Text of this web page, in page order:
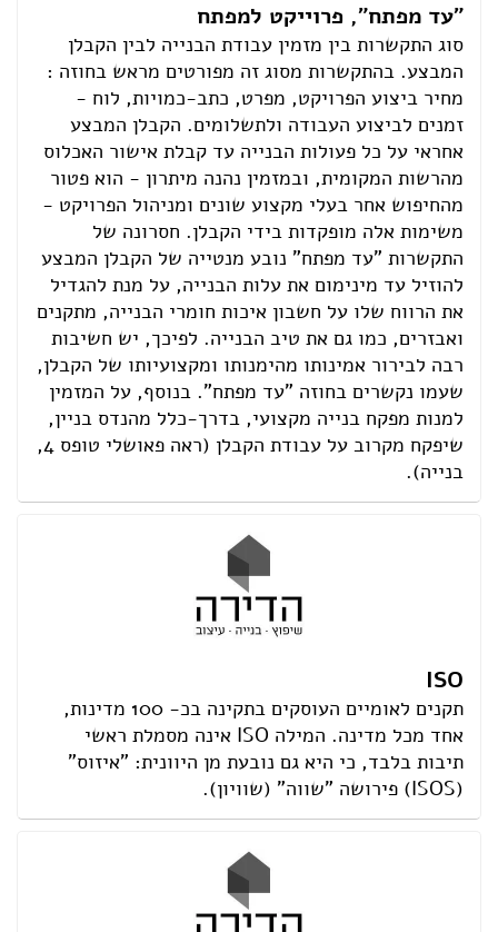
"עד מפתח", פרוייקט למפתח
סוג התקשרות בין מזמין עבודת הבנייה לבין הקבלן
המבצע. בהתקשרות מסוג זה מפורטים מראש בחוזה :
מחיר ביצוע הפרויקט, מפרט, כתב-כמויות, לוח -
זמנים לביצוע העבודה ולתשלומים. הקבלן המבצע
אחראי על כל פעולות הבנייה עד קבלת אישור האכלוס
מהרשות המקומית, ובמזמין נהנה מיתרון - הוא פטור
מהחיפוש אחר בעלי מקצוע שונים ומניהול הפרויקט -
משימות אלה מופקדות בידי הקבלן. חסרונה של
התקשרות "עד מפתח" נובע מנטייה של הקבלן המבצע
להוזיל עד מינימום את עלות הבנייה, על מנת להגדיל
את הרווח שלו על חשבון איכות חומרי הבנייה, מתקנים
ואבזרים, כמו גם את טיב הבנייה. לפיכך, יש חשיבות
רבה לבירור אמינותו מהימנותו ומקצועיותו של הקבלן,
שעמו נקשרים בחוזה "עד מפתח". בנוסף, על המזמין
למנות מפקח בנייה מקצועי, בדרך-כלל מהנדס בניין,
שיפקח מקרוב על עבודת הקבלן (ראה פאושלי טופס 4,
בנייה).
ISO
תקנים לאומיים העוסקים בתקינה בכ- 100 מדינות,
אחד מכל מדינה. המילה ISO אינה מסמלת ראשי
תיבות בלבד, כי היא גם נובעת מן היוונית: "איזוס"
(ISOS) פירושה "שווה" (שוויון).